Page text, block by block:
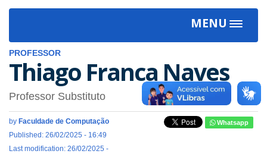
MENU
Toggle
PROFESSOR
Thiago Franca Naves
Professor Substituto
by Faculdade de Computação
Published: 26/02/2025 - 16:49
Last modification: 26/02/2025 -
Whatsapp